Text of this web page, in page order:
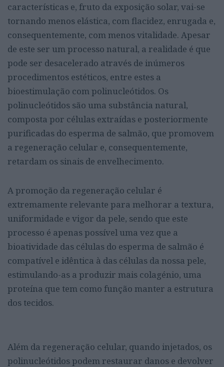
características e, fruto da exposição solar, vai-se
tornando menos elástica, com flacidez, enrugada e,
consequentemente, com menos vitalidade. Apesar
de este ser um processo natural, a realidade é que
pode ser desacelerado através de inúmeros
procedimentos estéticos, entre estes a
bioestimulação com polinucleótidos. Os
polinucleótidos são uma substância natural,
composta por células extraídas e posteriormente
purificadas do esperma de salmão, que promovem
a regeneração celular e, consequentemente,
retardam os sinais de envelhecimento.
A promoção da regeneração celular é
extremamente relevante para melhorar a textura,
uniformidade e vigor da pele, sendo que este
processo é apenas possível uma vez que a
bioatividade das células do esperma de salmão é
compatível e idêntica à das células da nossa pele,
estimulando-as a produzir mais colagénio, uma
proteína que tem como função manter a estrutura
dos tecidos.
Além da regeneração celular, quando injetados, os
polinucleótidos podem restaurar danos e devolver